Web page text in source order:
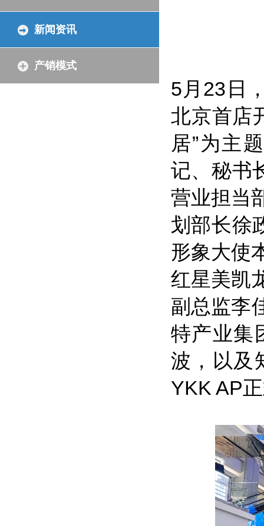
新闻资讯
产销模式
5月23日
北京首店
居”为主
记、秘书
营业担当
划部长徐
形象大使
红星美凯
副总监李
特产业集
波，以及
YKK AP